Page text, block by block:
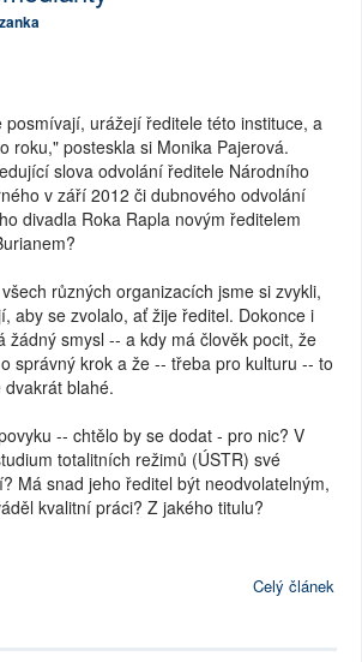
urážejí ředitele této instituce, a
roku," posteskla si Monika Pajerová.
slova odvolání ředitele Národního
v září 2012 či dubnového odvolání
divadla Roka Rapla novým ředitelem
různých organizacích jsme si zvykli,
aby se zvolalo, ať žije ředitel. Dokonce i
žádný smysl -- a kdy má člověk pocit, že
správný krok a že -- třeba pro kulturu -- to
blahé.
-- chtělo by se dodat - pro nic? V
totalitních režimů (ÚSTR) své
Má snad jeho ředitel být neodvolatelným,
kvalitní práci? Z jakého titulu?
Celý článek